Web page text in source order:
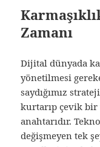
Zamanı
Dijital dünyada
yönetilmesi
saydığımız
kurtarıp çevik bir
anahtarıdır.
değişmeyen tek